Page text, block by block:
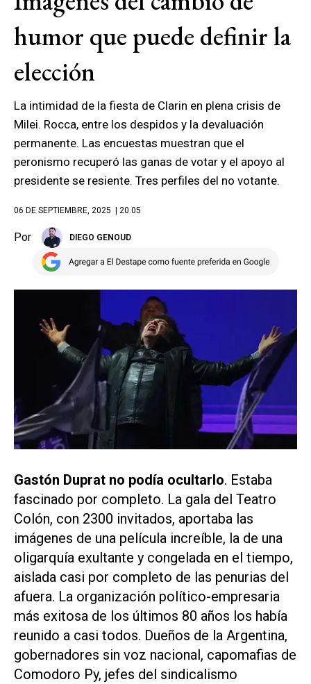
humor que puede definir la
elección
La intimidad de la fiesta de Clarin en plena crisis de
Milei. Rocca, entre los despidos y la devaluación
permanente. Las encuestas muestran que el
peronismo recuperó las ganas de votar y el apoyo al
presidente se resiente. Tres perfiles del no votante.
06 DE SEPTIEMBRE, 2025 | 20.05
Por DIEGO GENOUD
Gastón Duprat no podía ocultarlo. Estaba
fascinado por completo. La gala del Teatro
Colón, con 2300 invitados, aportaba las
imágenes de una película increíble, la de una
oligarquía exultante y congelada en el tiempo,
aislada casi por completo de las penurias del
afuera. La organización político-empresaria
más exitosa de los últimos 80 años los había
reunido a casi todos. Dueños de la Argentina,
gobernadores sin voz nacional, capomafias de
Comodoro Py, jefes del sindicalismo